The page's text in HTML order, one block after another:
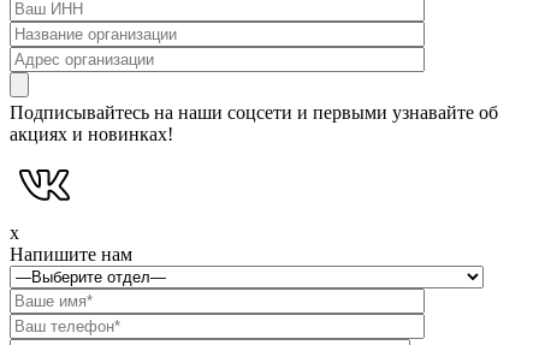
Подписывайтесь на наши соцсети и первыми узнавайте об
акциях и новинках!
x
Напишите нам